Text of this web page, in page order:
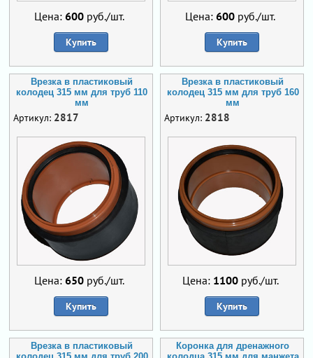
Цена: 600 руб./шт.
Купить
Цена: 600 руб./шт.
Купить
Врезка в пластиковый
колодец 315 мм для труб 110
мм
Артикул: 2817
Цена: 650 руб./шт.
Купить
Врезка в пластиковый
колодец 315 мм для труб 160
мм
Артикул: 2818
Цена: 1100руб./шт.
Купить
Врезка в пластиковый
Коронка для дренажного